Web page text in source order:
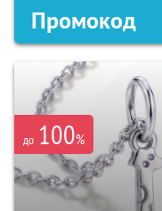
Промокод
до 100%